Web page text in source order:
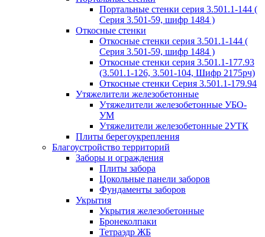
Портальные стенки серия 3.501.1-144 (
Серия 3.501-59, шифр 1484 )
Откосные стенки
Откосные стенки серия 3.501.1-144 (
Серия 3.501-59, шифр 1484 )
Откосные стенки серия 3.501.1-177.93
(3.501.1-126, 3.501-104, Шифр 2175рч)
Откосные стенки Серия 3.501.1-179.94
Утяжелители железобетонные
Утяжелители железобетонные УБО-
УМ
Утяжелители железобетонные 2УТК
Плиты берегоукрепления
Благоустройство территорий
Заборы и ограждения
Плиты забора
Цокольные панели заборов
Фундаменты заборов
Укрытия
Укрытия железобетонные
Бронеколпаки
Тетраэдр ЖБ